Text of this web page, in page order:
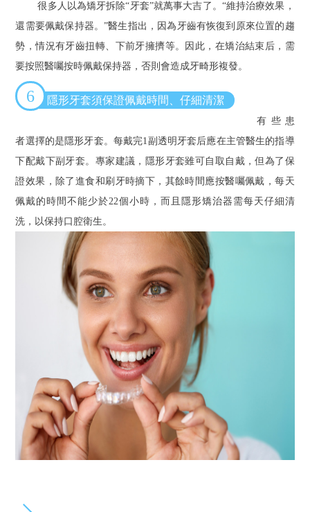
很多人以為矯牙拆除“牙套”就萬事大吉了。“維持治療效果，
還需要佩戴保持器。”醫生指出，因為牙齒有恢復到原來位置的趨
勢，情況有牙齒扭轉、下前牙擁擠等。因此，在矯治結束后，需
要按照醫囑按時佩戴保持器，否則會造成牙畸形複發。
6 隱形牙套須保證佩戴時間、仔細清潔
有些患
者選擇的是隱形牙套。每戴完1副透明牙套后應在主管醫生的指導
下配戴下副牙套。專家建議，隱形牙套雖可自取自戴，但為了保
證效果，除了進食和刷牙時摘下，其餘時間應按醫囑佩戴，每天
佩戴的時間不能少於22個小時，而且隱形矯治器需每天仔細清
洗，以保持口腔衛生。